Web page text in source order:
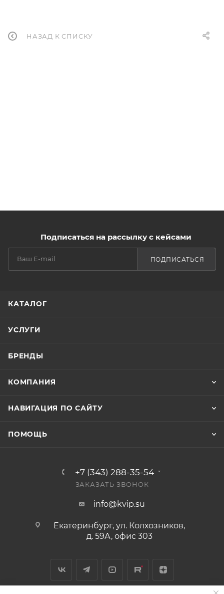
НАЗАД К СПИСКУ
Подписаться на рассылку с кейсами
ПОДПИСАТЬСЯ
КАТАЛОГ
УСЛУГИ
БРЕНДЫ
КОМПАНИЯ
НАВИГАЦИЯ ПО САЙТУ
ПОМОЩЬ
+7 (343) 288-35-54
ЗАКАЗАТЬ ЗВОНОК
info@kvip.su
Екатеринбург, ул. Колхозников,
д. 59А, офис 303